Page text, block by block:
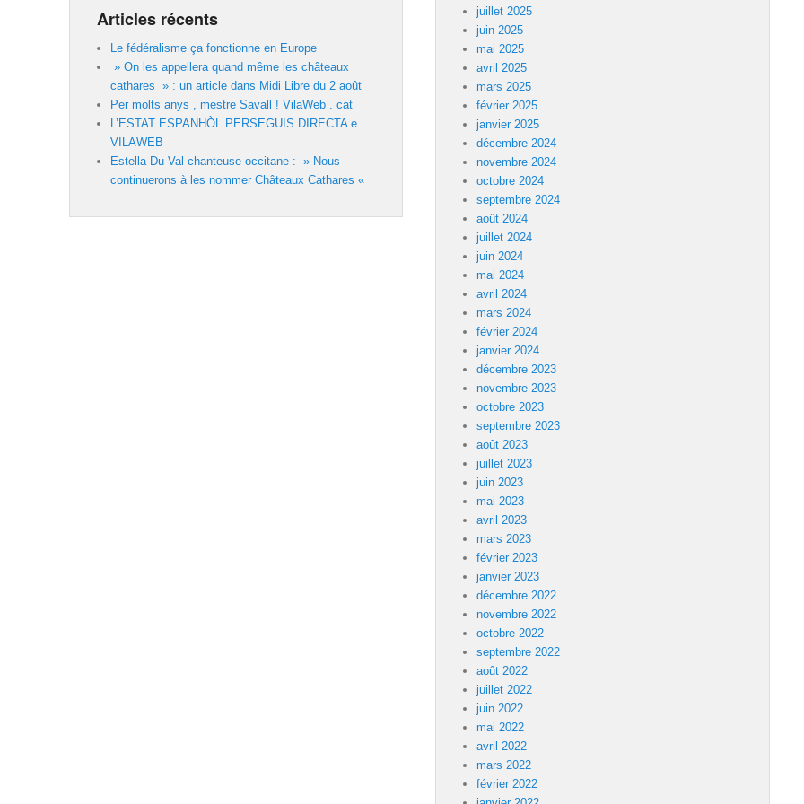
Articles récents
Le fédéralisme ça fonctionne en Europe
» On les appellera quand même les châteaux
cathares » : un article dans Midi Libre du 2 août
Per molts anys , mestre Savall ! VilaWeb . cat
L’ESTAT ESPANHÒL PERSEGUIS DIRECTA e
VILAWEB
Estella Du Val chanteuse occitane : » Nous
continuerons à les nommer Châteaux Cathares «
juillet 2025
juin 2025
mai 2025
avril 2025
mars 2025
février 2025
janvier 2025
décembre 2024
novembre 2024
octobre 2024
septembre 2024
août 2024
juillet 2024
juin 2024
mai 2024
avril 2024
mars 2024
février 2024
janvier 2024
décembre 2023
novembre 2023
octobre 2023
septembre 2023
août 2023
juillet 2023
juin 2023
mai 2023
avril 2023
mars 2023
février 2023
janvier 2023
décembre 2022
novembre 2022
octobre 2022
septembre 2022
août 2022
juillet 2022
juin 2022
mai 2022
avril 2022
mars 2022
février 2022